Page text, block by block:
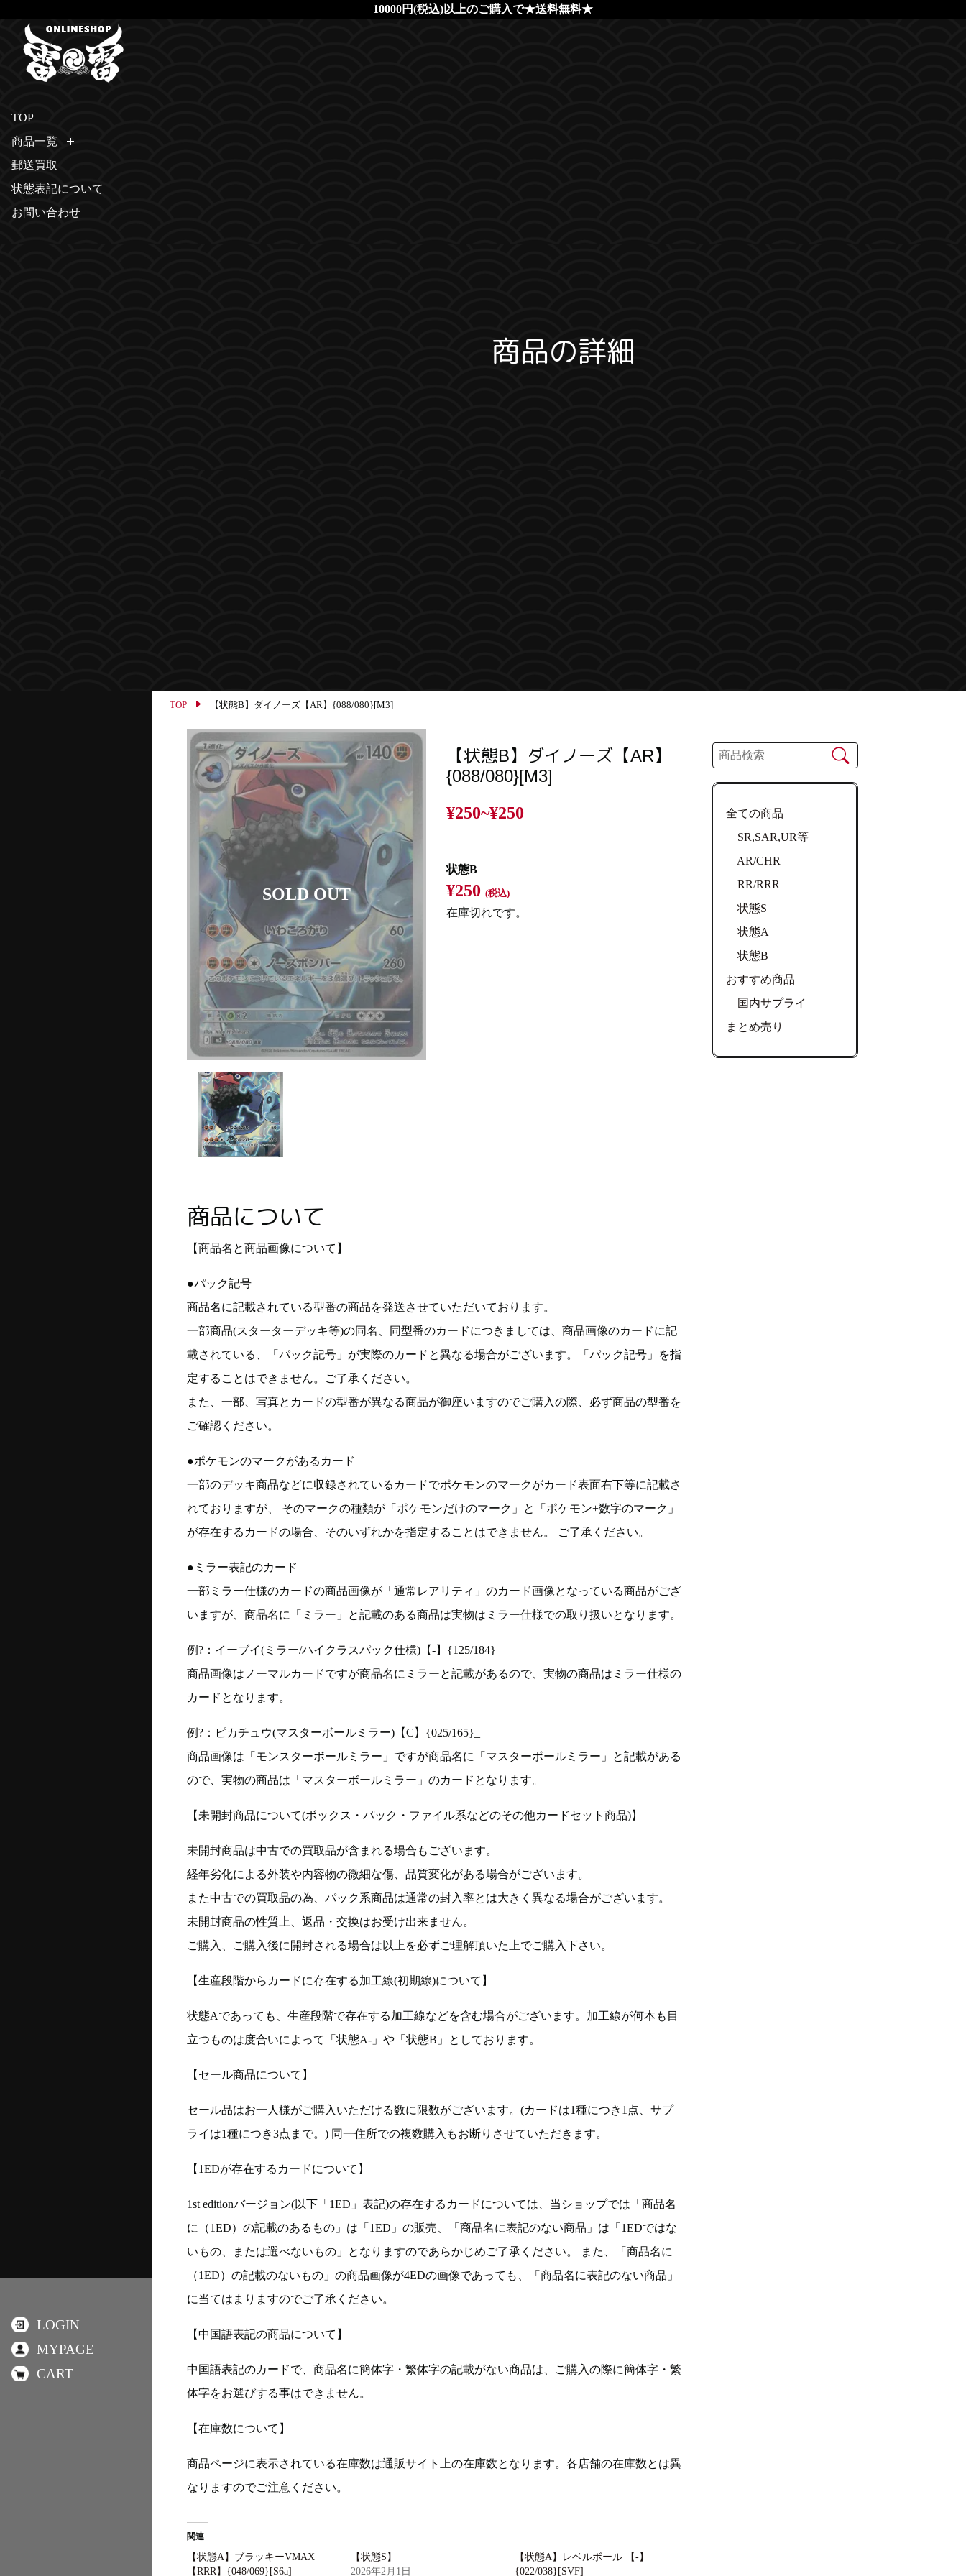
10000円(税込)以上のご購入で★送料無料★
商品の詳細
TOP 【状態B】ダイノーズ【AR】{088/080}[M3]
【状態B】ダイノーズ【AR】
{088/080}[M3]
¥250~¥250
状態B
¥250(税込)
在庫切れです。
商品について
【商品名と商品画像について】
●パック記号
商品名に記載されている型番の商品を発送させていただいております。
一部商品(スターターデッキ等)の同名、同型番のカードにつきましては、商品画像のカードに記
載されている、「パック記号」が実際のカードと異なる場合がございます。「パック記号」を指
定することはできません。ご了承ください。
また、一部、写真とカードの型番が異なる商品が御座いますのでご購入の際、必ず商品の型番を
ご確認ください。
●ポケモンのマークがあるカード
一部のデッキ商品などに収録されているカードでポケモンのマークがカード表面右下等に記載さ
れておりますが、 そのマークの種類が「ポケモンだけのマーク」と「ポケモン+数字のマーク」
が存在するカードの場合、そのいずれかを指定することはできません。 ご了承ください。_
●ミラー表記のカード
一部ミラー仕様のカードの商品画像が「通常レアリティ」のカード画像となっている商品がござ
いますが、商品名に「ミラー」と記載のある商品は実物はミラー仕様での取り扱いとなります。
例?：イーブイ(ミラー/ハイクラスパック仕様)【-】{125/184}_
商品画像はノーマルカードですが商品名にミラーと記載があるので、実物の商品はミラー仕様の
カードとなります。
例?：ピカチュウ(マスターボールミラー)【C】{025/165}_
商品画像は「モンスターボールミラー」ですが商品名に「マスターボールミラー」と記載がある
ので、実物の商品は「マスターボールミラー」のカードとなります。
【未開封商品について(ボックス・パック・ファイル系などのその他カードセット商品)】
未開封商品は中古での買取品が含まれる場合もございます。
経年劣化による外装や内容物の微細な傷、品質変化がある場合がございます。
また中古での買取品の為、パック系商品は通常の封入率とは大きく異なる場合がございます。
未開封商品の性質上、返品・交換はお受け出来ません。
ご購入、ご購入後に開封される場合は以上を必ずご理解頂いた上でご購入下さい。
【生産段階からカードに存在する加工線(初期線)について】
状態Aであっても、生産段階で存在する加工線などを含む場合がございます。加工線が何本も目
立つものは度合いによって「状態A-」や「状態B」としております。
【セール商品について】
セール品はお一人様がご購入いただける数に限数がございます。(カードは1種につき1点、サプ
ライは1種につき3点まで。) 同一住所での複数購入もお断りさせていただきます。
【1EDが存在するカードについて】
1st editionバージョン(以下「1ED」表記)の存在するカードについては、当ショップでは「商品名
に（1ED）の記載のあるもの」は「1ED」の販売、「商品名に表記のない商品」は「1EDではな
いもの、または選べないもの」となりますのであらかじめご了承ください。 また、「商品名に
（1ED）の記載のないもの」の商品画像が4EDの画像であっても、「商品名に表記のない商品」
に当てはまりますのでご了承ください。
【中国語表記の商品について】
中国語表記のカードで、商品名に簡体字・繁体字の記載がない商品は、ご購入の際に簡体字・繁
体字をお選びする事はできません。
【在庫数について】
商品ページに表示されている在庫数は通販サイト上の在庫数となります。各店舗の在庫数とは異
なりますのでご注意ください。
関連
【状態A】ブラッキーVMAX
【RRR】{048/069}[S6a]
【状態S】
2026年2月1日
【状態A】レベルボール 【-】
{022/038}[SVF]
全ての商品
SR,SAR,UR等
AR/CHR
RR/RRR
状態S
状態A
状態B
おすすめ商品
国内サプライ
まとめ売り
TOP
商品一覧
郵送買取
状態表記について
お問い合わせ
LOGIN
MYPAGE
CART